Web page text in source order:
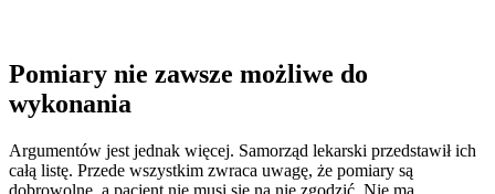
Pomiary nie zawsze możliwe do
wykonania
Argumentów jest jednak więcej. Samorząd lekarski przedstawił ich
całą listę. Przede wszystkim zwraca uwagę, że pomiary są
dobrowolne, a pacjent nie musi się na nie zgodzić. Nie ma